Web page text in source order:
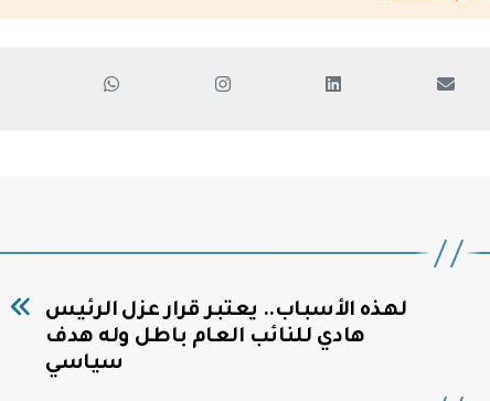
لهذه الأسباب.. يعتبر قرار عزل الرئيس
هادي للنائب العام باطل وله هدف
سياسي